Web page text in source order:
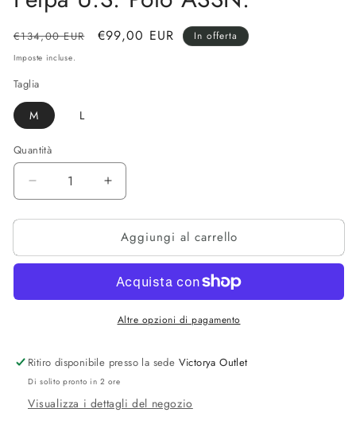
Prezzo
di
€134,00 EUR
Prezzo
€99,00 EUR In offerta
Imposte incluse.
Taglia
M L
Quantità
Diminuisci
quantità
per
U.S.
Aumenta
quantità
per
Felpa
U.S.
ASSN.
Aggiungi al carrello
Altre opzioni di pagamento
Ritiro disponibile presso la sede Victorya Outlet
Di solito pronto in 2 ore
Visualizza i dettagli del negozio